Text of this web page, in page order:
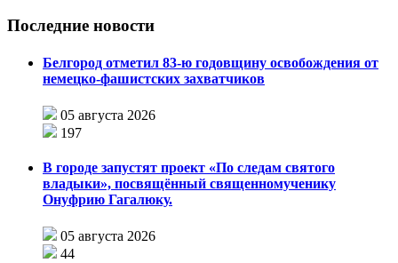
Последние новости
Белгород отметил 83-ю годовщину освобождения от
немецко-фашистских захватчиков
05 августа 2026
197
В городе запустят проект «По следам святого
владыки», посвящённый священномученику
Онуфрию Гагалюку.
05 августа 2026
44